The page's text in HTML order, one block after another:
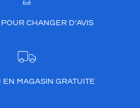
CHANGER D’AVIS
EN MAGASIN GRATUITE